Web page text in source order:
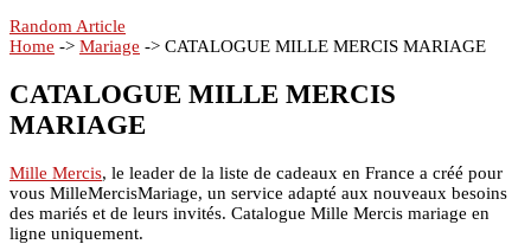
Random Article
Home -> Mariage -> CATALOGUE MILLE MERCIS MARIAGE
CATALOGUE MILLE MERCIS
MARIAGE
Mille Mercis, le leader de la liste de cadeaux en France a créé pour
vous MilleMercisMariage, un service adapté aux nouveaux besoins
des mariés et de leurs invités. Catalogue Mille Mercis mariage en
ligne uniquement.